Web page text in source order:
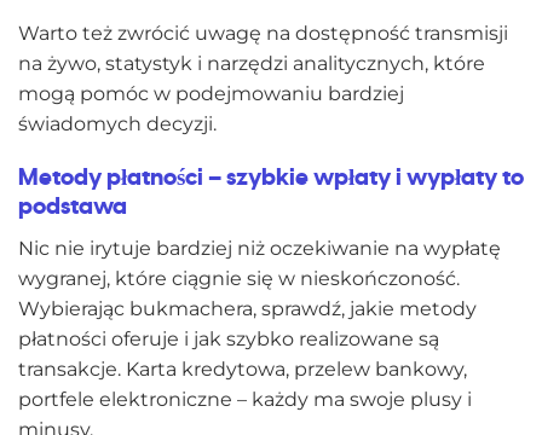
Warto też zwrócić uwagę na dostępność transmisji
na żywo, statystyk i narzędzi analitycznych, które
mogą pomóc w podejmowaniu bardziej
świadomych decyzji.
Metody płatności – szybkie wpłaty i wypłaty to
podstawa
Nic nie irytuje bardziej niż oczekiwanie na wypłatę
wygranej, które ciągnie się w nieskończoność.
Wybierając bukmachera, sprawdź, jakie metody
płatności oferuje i jak szybko realizowane są
transakcje. Karta kredytowa, przelew bankowy,
portfele elektroniczne – każdy ma swoje plusy i
minusy.